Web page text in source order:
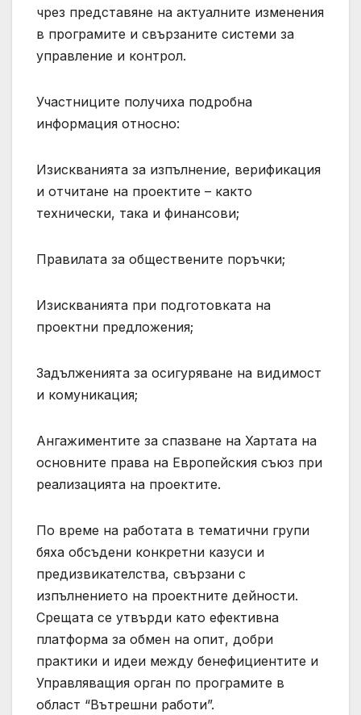
чрез представяне на актуалните изменения
в програмите и свързаните системи за
управление и контрол.
Участниците получиха подробна
информация относно:
Изискванията за изпълнение, верификация
и отчитане на проектите – както
технически, така и финансови;
Правилата за обществените поръчки;
Изискванията при подготовката на
проектни предложения;
Задълженията за осигуряване на видимост
и комуникация;
Ангажиментите за спазване на Хартата на
основните права на Европейския съюз при
реализацията на проектите.
По време на работата в тематични групи
бяха обсъдени конкретни казуси и
предизвикателства, свързани с
изпълнението на проектните дейности.
Срещата се утвърди като ефективна
платформа за обмен на опит, добри
практики и идеи между бенефициентите и
Управляващия орган по програмите в
област “Вътрешни работи”.